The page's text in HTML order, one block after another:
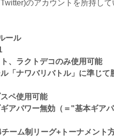
Twitter)のアカウントを所持して
ール
ト、ラクトデコのみ使用可能
ル「ナワバリバトル」に準じて
スペ使用可能
ギアパワー無効（＝"基本ギア
チーム制リーグ+トーナメント